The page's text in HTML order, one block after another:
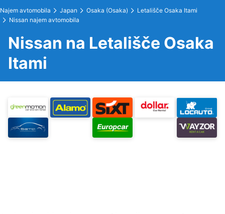
Najem avtomobila Japan Osaka (Osaka)
Letališče Osaka Itami
Nissan najem avtomobila
Nissan na Letališče Osaka
Itami